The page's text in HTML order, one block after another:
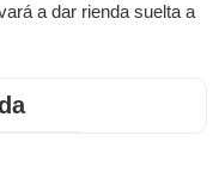
a dar rienda suelta a